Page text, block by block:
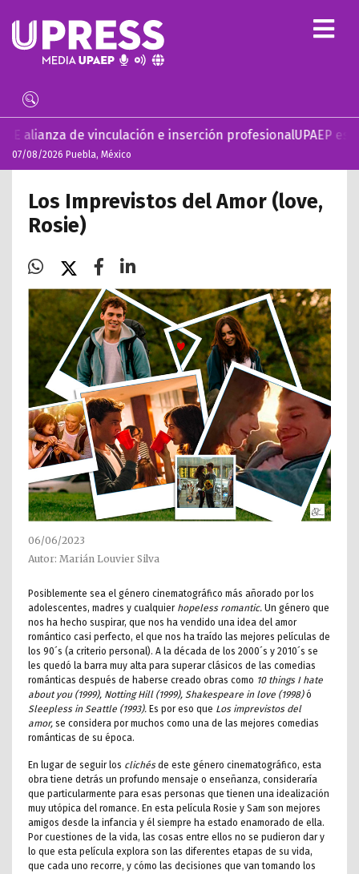
vinculación e inserción profesionalUPAEP estrena ‘Volar’,
07/08/2026 Puebla, México
Los Imprevistos del Amor (love,
Rosie)
06/06/2023
Autor: Marián Louvier Silva
Posiblemente sea el género cinematográfico más añorado por los
adolescentes, madres y cualquier hopeless romantic. Un género que
nos ha hecho suspirar, que nos ha vendido una idea del amor
romántico casi perfecto, el que nos ha traído las mejores películas de
los 90´s (a criterio personal). A la década de los 2000´s y 2010´s se
les quedó la barra muy alta para superar clásicos de las comedias
románticas después de haberse creado obras como 10 things I hate
about you (1999), Notting Hill (1999), Shakespeare in love (1998)ó
Sleepless in Seattle (1993). Es por eso que Los imprevistos del
amor, se considera por muchos como una de las mejores comedias
románticas de su época.
En lugar de seguir los clichésde este género cinematográfico, esta
obra tiene detrás un profundo mensaje o enseñanza, consideraría
que particularmente para esas personas que tienen una idealización
muy utópica del romance. En esta película Rosie y Sam son mejores
amigos desde la infancia y él siempre ha estado enamorado de ella.
Por cuestiones de la vida, las cosas entre ellos no se pudieron dar y
lo que esta película explora son las diferentes etapas de su vida,
que cada uno recorre, y cómo las decisiones que van tomando los